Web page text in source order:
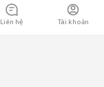
Liên hệ Tài khoản